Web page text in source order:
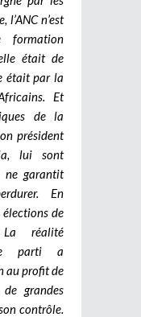
l’ANC n’est
formation
était de
était par la
Et
de la
président
lui sont
ne garantit
En
de
La réalité
parti a
au profit de
grandes
contrôle.